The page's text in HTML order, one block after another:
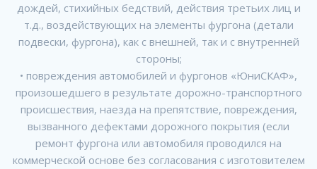
дождей, стихийных бедствий, действия третьих лиц и
т.д., воздействующих на элементы фургона (детали
подвески, фургона), как с внешней, так и с внутренней
стороны;
• повреждения автомобилей и фургонов «ЮниСКАФ»,
произошедшего в результате дорожно-транспортного
происшествия, наезда на препятствие, повреждения,
вызванного дефектами дорожного покрытия (если
ремонт фургона или автомобиля проводился на
коммерческой основе без согласования с изготовителем